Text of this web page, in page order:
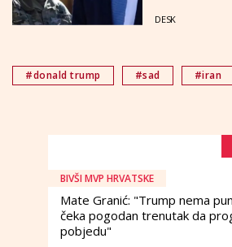
DESK
#donald trump #sad #iran
BIVŠI MVP HRVATSKE
Mate Granić: "Trump nema
čeka pogodan trenutak da
pobjedu"